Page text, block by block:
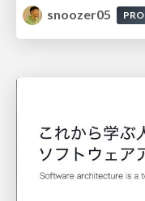
snoozer05
PRO